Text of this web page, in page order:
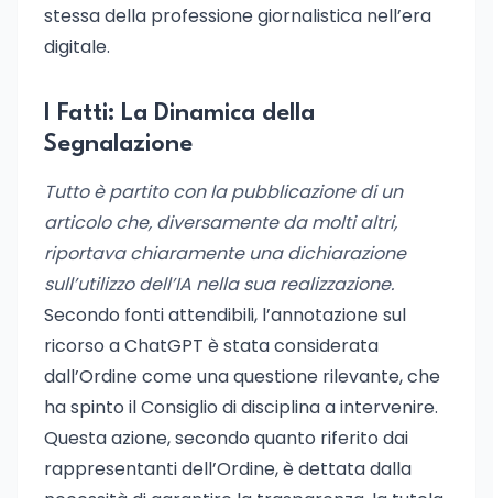
stessa della professione giornalistica nell’era
digitale.
I Fatti: La Dinamica della
Segnalazione
Tutto è partito con la pubblicazione di un
articolo che, diversamente da molti altri,
riportava chiaramente una dichiarazione
sull’utilizzo dell’IA nella sua realizzazione.
Secondo fonti attendibili, l’annotazione sul
ricorso a ChatGPT è stata considerata
dall’Ordine come una questione rilevante, che
ha spinto il Consiglio di disciplina a intervenire.
Questa azione, secondo quanto riferito dai
rappresentanti dell’Ordine, è dettata dalla